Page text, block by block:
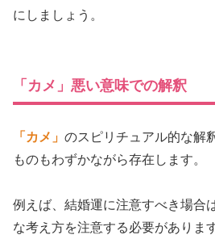
にしましょう。
「カメ」悪い意味での解釈
「カメ」 のスピリチュアル的な解
ものもわずかながら存在します。
例えば、結婚運に注意すべき場合
な考え方を注意する必要があります